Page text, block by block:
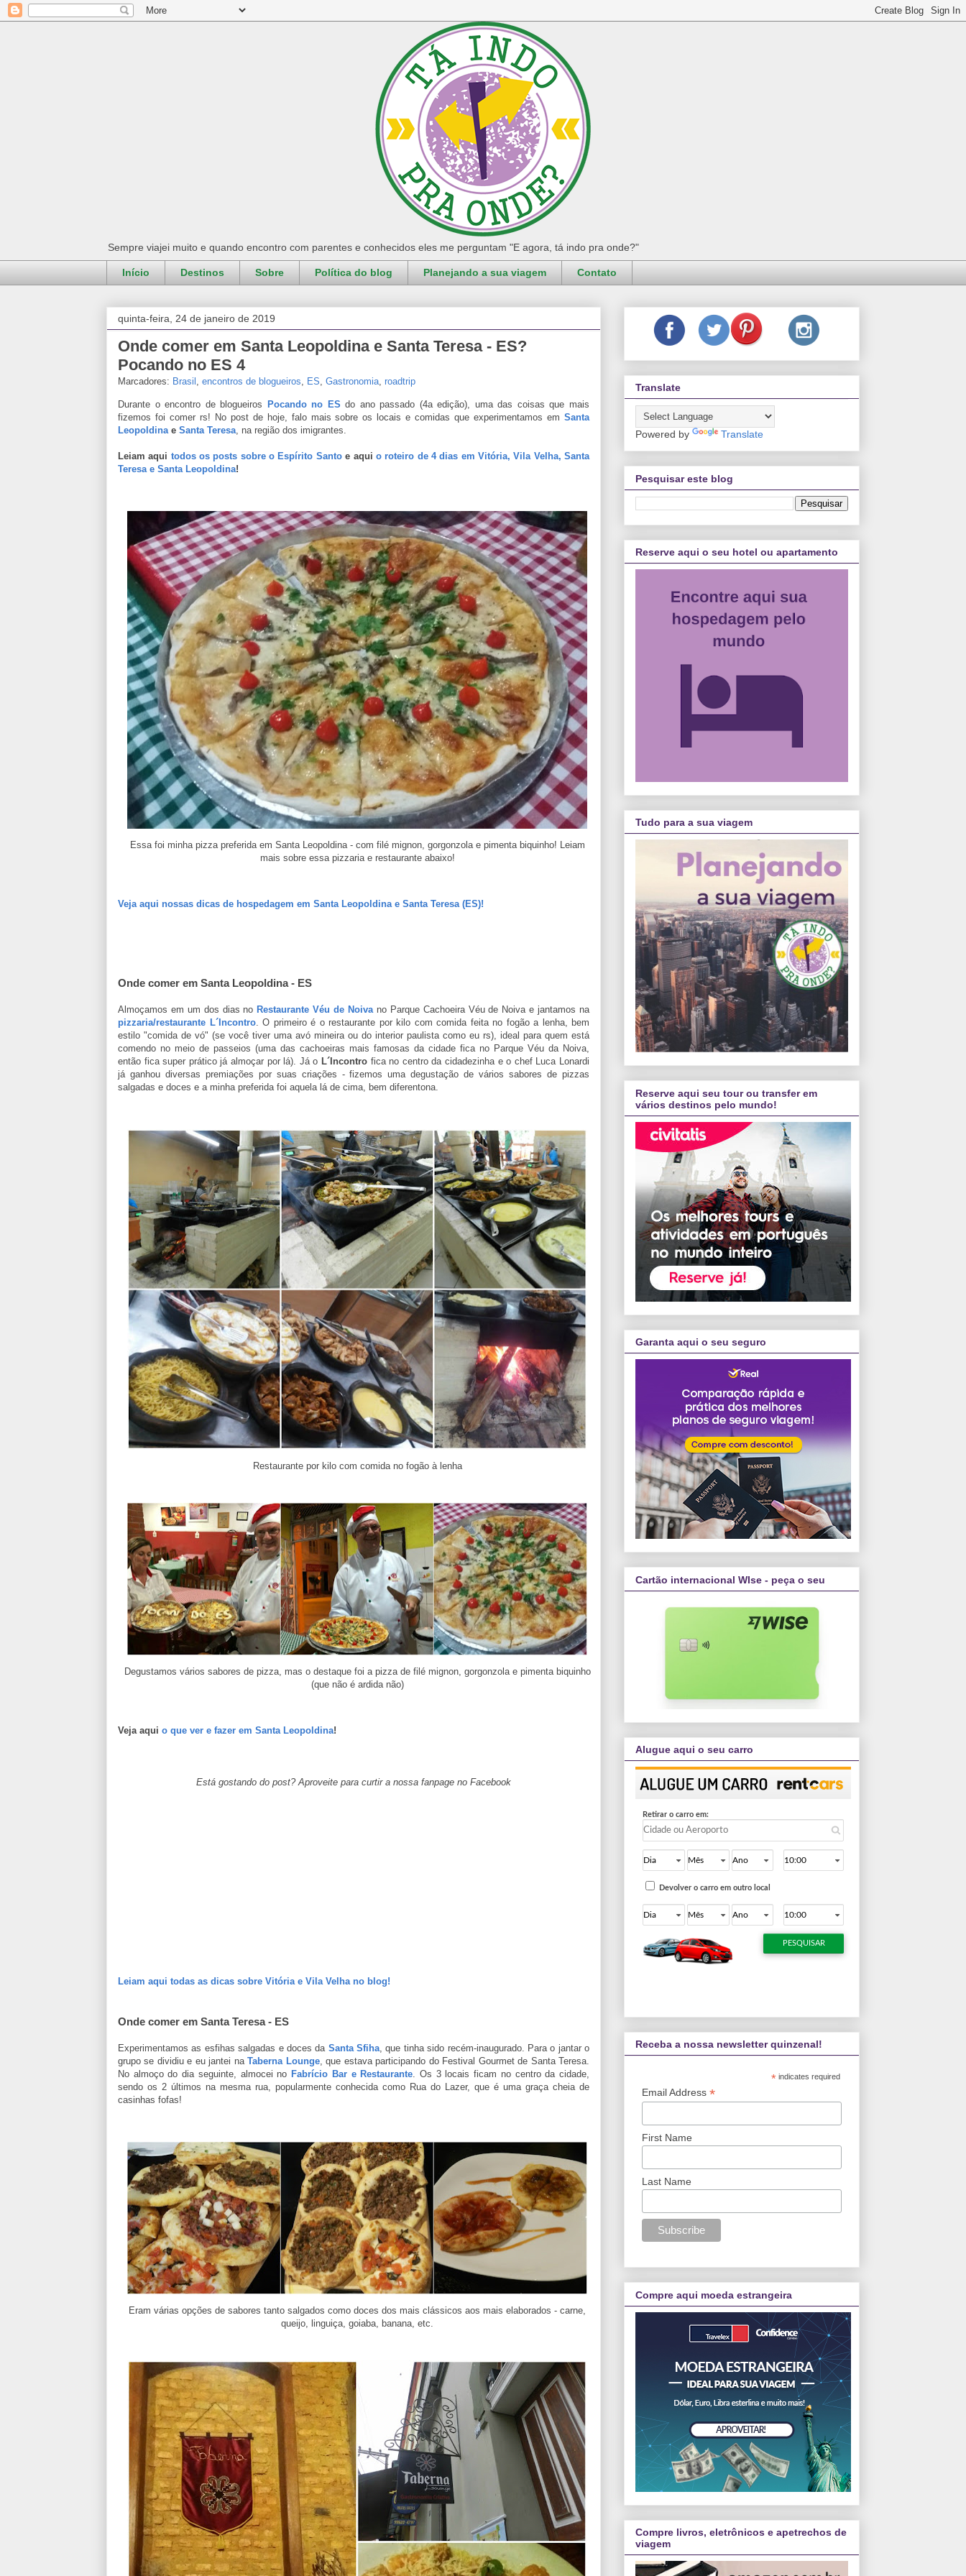
Sempre viajei muito e quando encontro com parentes e conhecidos eles me perguntam "E agora, tá indo pra onde?"
Início Destinos Sobre Política do blog Planejando a sua viagem Contato
quinta-feira, 24 de janeiro de 2019
Onde comer em Santa Leopoldina e Santa Teresa - ES?
Pocando no ES 4
Marcadores: Brasil encontros de blogueiros ES Gastronomia roadtrip
Durante o encontro de blogueiros Pocando no ES do ano passado (4a edição), uma das coisas que mais
fizemos foi comer rs! No post de hoje, falo mais sobre os locais e comidas que experimentamos em Santa
Leopoldina e Santa Teresa , na região dos imigrantes.
Leiam aqui todos os posts sobre o Espírito Santoe aqui o roteiro de 4 dias em Vitória, Vila Velha, Santa
Teresa e Santa Leopoldina!
Essa foi minha pizza preferida em Santa Leopoldina - com filé mignon, gorgonzola e pimenta biquinho! Leiam
mais sobre essa pizzaria e restaurante abaixo!
Veja aqui nossas dicas de hospedagem em Santa Leopoldina e Santa Teresa (ES)!
Onde comer em Santa Leopoldina - ES
Almoçamos em um dos dias no Restaurante Véu de Noivano Parque Cachoeira Véu de Noiva e jantamos na
pizzaria/restaurante L´Incontro. O primeiro é o restaurante por kilo com comida feita no fogão a lenha, bem
estilo "comida de vó" (se você tiver uma avó mineira ou do interior paulista como eu rs), ideal para quem está
comendo no meio de passeios (uma das cachoeiras mais famosas da cidade fica no Parque Véu da Noiva,
então fica super prático já almoçar por lá). Já o L´Incontro fica no centro da cidadezinha e o chef Luca Lonardi
já ganhou diversas premiações por suas criações - fizemos uma degustação de vários sabores de pizzas
salgadas e doces e a minha preferida foi aquela lá de cima, bem diferentona.
Restaurante por kilo com comida no fogão à lenha
Degustamos vários sabores de pizza, mas o destaque foi a pizza de filé mignon, gorgonzola e pimenta biquinho
(que não é ardida não)
Veja aqui o que ver e fazer em Santa Leopoldina!
Está gostando do post? Aproveite para curtir a nossa fanpage no Facebook
Leiam aqui todas as dicas sobre Vitória e Vila Velha no blog!
Onde comer em Santa Teresa - ES
Experimentamos as esfihas salgadas e doces da Santa Sfiha, que tinha sido recém-inaugurado. Para o jantar o
grupo se dividiu e eu jantei naTaberna Lounge, que estava participando do Festival Gourmet de Santa Teresa.
No almoço do dia seguinte, almocei no Fabrício Bar e Restaurante. Os 3 locais ficam no centro da cidade,
sendo os 2 últimos na mesma rua, popularmente conhecida como Rua do Lazer, que é uma graça cheia de
casinhas fofas!
Eram várias opções de sabores tanto salgados como doces dos mais clássicos aos mais elaborados - carne,
queijo, linguiça, goiaba, banana, etc.
Translate
Powered by Translate
Pesquisar este blog
Reserve aqui o seu hotel ou apartamento
Tudo para a sua viagem
Reserve aqui seu tour ou transfer em
vários destinos pelo mundo!
Garanta aqui o seu seguro
Cartão internacional WIse - peça o seu
Alugue aqui o seu carro
Receba a nossa newsletter quinzenal!
*indicates required
Email Address *
First Name
Last Name
Compre aqui moeda estrangeira
Compre livros, eletrônicos e apetrechos de
viagem